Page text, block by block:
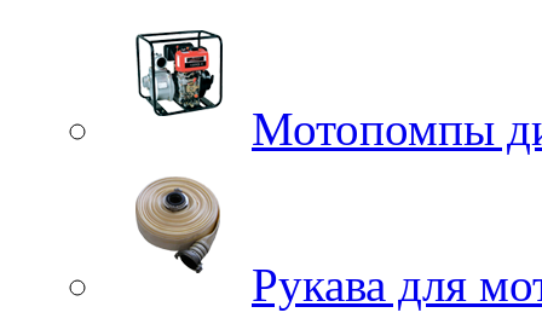
Мотопомпы
Рукава для